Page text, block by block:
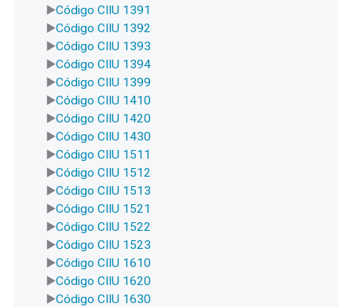
Código CIIU 1391
Código CIIU 1392
Código CIIU 1393
Código CIIU 1394
Código CIIU 1399
Código CIIU 1410
Código CIIU 1420
Código CIIU 1430
Código CIIU 1511
Código CIIU 1512
Código CIIU 1513
Código CIIU 1521
Código CIIU 1522
Código CIIU 1523
Código CIIU 1610
Código CIIU 1620
Código CIIU 1630